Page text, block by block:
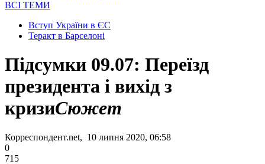
ВСІ ТЕМИ
Вступ України в ЄС
Теракт в Барселоні
Підсумки 09.07: Переїзд
президента і вихід з
кризиСюжет
Корреспондент.net, 10 липня 2020, 06:58
0
715